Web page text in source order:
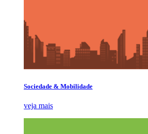
Sociedade & Mobilidade
veja mais